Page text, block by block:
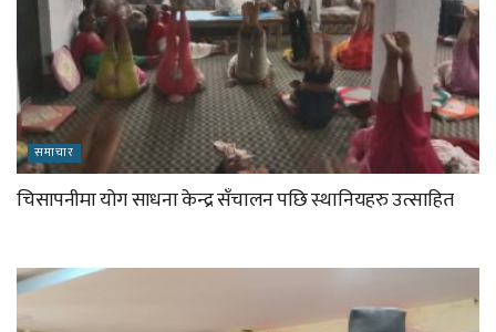
समाचार
चिसापनीमा योग साधना केन्द्र सँचालन पछि स्थानियहरु उत्साहित